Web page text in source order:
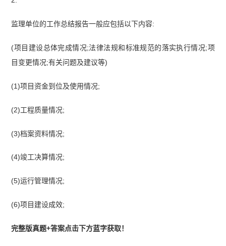
监理单位的工作总结报告一般应包括以下内容:
(项目建设总体完成情况;法律法规和标准规范的落实执行情况;项
目变更情况;有关问题及建议等)
(1)项目资金到位及使用情况;
(2)工程质量情况;
(3)档案资料情况;
(4)竣工决算情况;
(5)运行管理情况;
(6)项目建设成效;
完整版真题+答案点击下方蓝字获取！